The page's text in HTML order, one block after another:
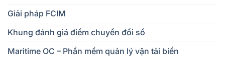
Giải pháp FCIM
Khung đánh giá điểm chuyển đổi số
Maritime OC – Phần mềm quản lý vận tải biển